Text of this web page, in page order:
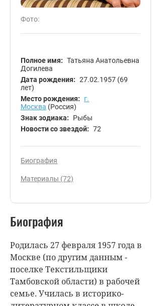
Фото:
Полное имя: Татьяна Анатольевна
Догилева
Дата рождения: 27.02.1957 (69
лет)
Место рождения:
г.
Москва (Россия)
Знак зодиака:
Рыбы
Новости со звездой: 72
Биография
Материалы (72)
Биография
Родилась 27 февраля 1957 года в
Москве (по другим данным -
поселке Текстильщики
Тамбовской области) в рабочей
семье. Училась в историко-